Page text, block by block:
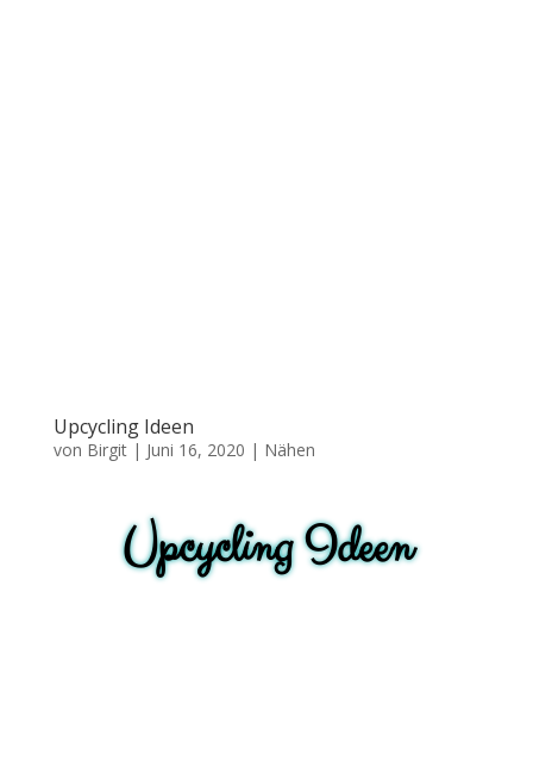
Upcycling Ideen
von Birgit| Juni 16, 2020 | Nähen
Upcycling Ideen